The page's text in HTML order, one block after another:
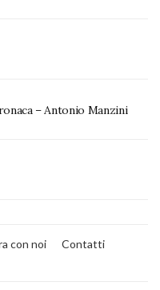
– Antonio Manzini
con noi
Contatti